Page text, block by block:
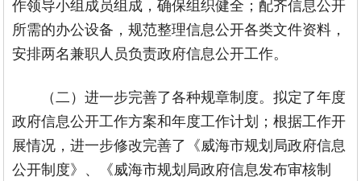
所需的办公设备，规范整理信息公开各类文件资料，
安排两名兼职人员负责政府信息公开工作。
（二）进一步完善了各种规章制度。拟定了年度
政府信息公开工作方案和年度工作计划；根据工作开
展情况，进一步修改完善了《威海市规划局政府信息
公开制度》、《威海市规划局政府信息发布审核制